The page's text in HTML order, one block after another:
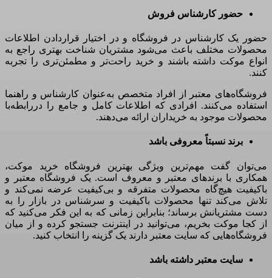
حضور کارشناس فروش
حضور یک کارشناس در فروشگاه و در اختیار قراردادن اطلاعات
محصولات مختلف باعث می‌شود مشتریان شناخت بهتری راجع به
انواع موکت داشته باشند و خرید راحت‌تر و مطمئن‌تری را تجربه
کنند.
فروشگاه‌های معتبر از افراد متخصص به‌عنوان کارشناس و راهنما
استفاده می‌کنند.
افرادی که اطلاعات کامل و جامع را دررابطه‌با
محصولات موجود به خریداران ارائه می‌دهند.
برند نسبتاً معروفی باشد
می‌توان گفت مهم‌ترین ویژگی بهترین فروشگاه خرید موکت،
همکاری با برندهای معتبر و معروف است. یک فروشگاه معتبر و
باکیفیت هیچ‌گاه محصولات متفرقه و بی‌کیفیت عرضه نمی‌کند و
تلاش می‌کند تنها محصولات باکیفیت و سرشناس در بازار را به
دست مشتریانش برساند؛ بنابراین زمانی که به این فکر می‌کنید که
از کجا موکت بخریم، می‌توانید در اینترنت جستجو کرده و از میان
فروشگاه‌هایی که سایت معتبر دارند یک گزینه را انتخاب کنید.
سایت معتبر داشته باشد